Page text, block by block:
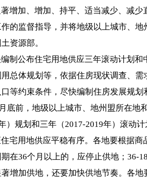
著增加、增加、持平、适当减少、减
的监督指导，并将地级以上城市、
资源部。
制公布住宅用地供应三年滚动计划
总体规划等，依据住房现状调查、
等约束条件，尽快编制住房发展规
底前，地级以上城市、地州盟所在
年）规划和三年（2017-2019年）滚动
宅用地供应平稳有序。各地要根据
在36个月以上的，应停止供地；36-
增加供地，还要加快供地节奏。各